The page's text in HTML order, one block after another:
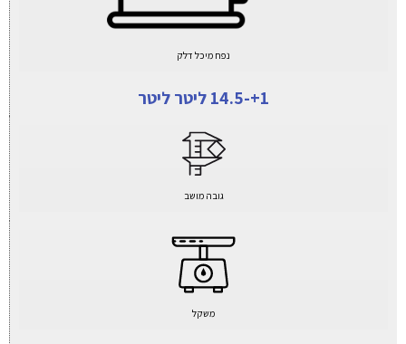
נפח מיכל דלק
1+-14.5 ליטר ליטר
גובה מושב
משקל